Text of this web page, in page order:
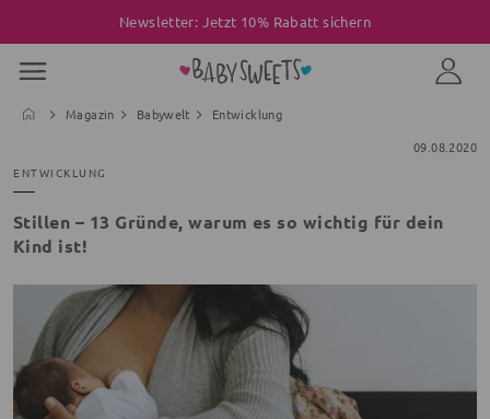
Newsletter: Jetzt 10% Rabatt sichern
Magazin Babywelt
Entwicklung
09.08.2020
ENTWICKLUNG
Stillen – 13 Gründe, warum es so wichtig für dein
Kind ist!